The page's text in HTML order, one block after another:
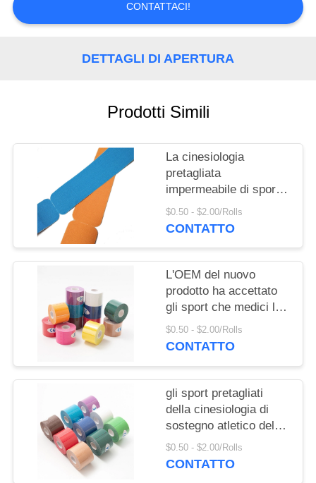
RICHIEDA
CITAZIONE
CONTATTACI!
DETTAGLI DI APERTURA
Prodotti Simili
La cinesiologia
pretagliata
impermeabile di sport
lega il nastro con un
nastro ipoallergenico
$0.50 - $2.00/Rolls
CONTATTO
L'OEM del nuovo
prodotto ha accettato
gli sport che medici la
cinesiologia lega il
cotone con un nastro
$0.50 - $2.00/Rolls
CONTATTO
gli sport pretagliati
della cinesiologia di
sostegno atletico del
muscolo di 5m x di
5cm legano per
$0.50 - $2.00/Rolls
CONTATTO